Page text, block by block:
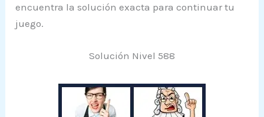
encuentra la solución exacta para continuar tu
juego.
Solución Nivel 588